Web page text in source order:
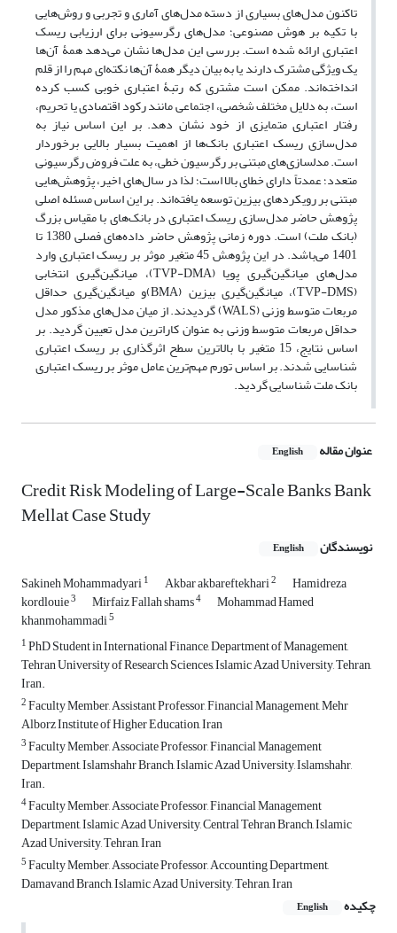
تاکنون مدل‌های بسیاری از دسته مدل‌های آماری و تجربی و روش‌هایی
با تکیه بر هوش مصنوعی؛ مدل‌های رگرسیونی برای ارزیابی ریسک
اعتباری ارائه شده است. بررسی این مدل‌ها نشان می‌دهد همۀ آن‌ها
یک ویژگی مشترک دارند یا به بیان دیگر همۀ آن‌ها نکته‌ای مهم را از قلم
انداخته‌اند. ممکن است مشتری که رتبۀ اعتباری خوبی کسب کرده
است، به دلایل مختلف شخصی، اجتماعی مانند رکود اقتصادی یا تحریم،
رفتار اعتباری متمایزی از خود نشان دهد. بر این اساس نیاز به
مدل‌سازی ریسک اعتباری بانک‌ها از اهمیت بسیار بالایی برخوردار
است. مدلسازی‌های مبتنی بر رگرسیون خطی، به علت فروض رگرسیونی
متعدد؛ عمدتاً دارای خطای بالا است؛ لذا در سال‌های اخیر، پژوهش‌هایی
مبتنی بر رویکردهای بیزین توسعه یافته‌اند. بر این اساس مسئله اصلی
پژوهش‌ حاضر مدل‌سازی ریسک اعتباری در بانک‌های با مقیاس بزرگ
(بانک ملت) است. دوره زمانی پژوهش حاضر داده‌های فصلی 1380 تا
1401 می‌باشد. در این پژوهش 45 متغیر موثر بر ریسک اعتباری وارد
مدل‌های میانگین‌گیری پویا (TVP-DMA)، میانگین‌گیری انتخابی
(TVP-DMS)، میانگین‌گیری بیزین (BMA)و میانگین‌گیری حداقل
مربعات متوسط وزنی (WALS) گردیدند. از میان مدل‌های مذکور مدل
حداقل مربعات متوسط وزنی به عنوان کاراترین مدل تعیین گردید. بر
اساس نتایج، 15 متغیر با بالاترین سطح اثرگذاری بر ریسک اعتباری
شناسایی شدند. بر اساس تورم مهم‌ترین عامل موثر بر ریسک اعتباری
بانک ملت شناسایی گردید.
عنوان مقاله English
Credit Risk Modeling of Large-Scale Banks Bank
Mellat Case Study
نویسندگان English
Sakineh Mohammadyari1 Akbar akbareftekhari2 Hamidreza
kordlouie3 Mirfaiz Fallah shams4 Mohammad Hamed
khanmohammadi5
1PhD Student in International Finance, Department of Management,
Tehran University of Research Sciences, Islamic Azad University, Tehran,
Iran.
2Faculty Member, Assistant Professor, Financial Management, Mehr
Alborz Institute of Higher Education, Iran
3Faculty Member, Associate Professor, Financial Management
Department, Islamshahr Branch, Islamic Azad University, Islamshahr,
Iran.
4Faculty Member, Associate Professor, Financial Management
Department, Islamic Azad University, Central Tehran Branch, Islamic
Azad University, Tehran, Iran
5Faculty Member, Associate Professor, Accounting Department,
Damavand Branch, Islamic Azad University, Tehran, Iran
چکیده
English